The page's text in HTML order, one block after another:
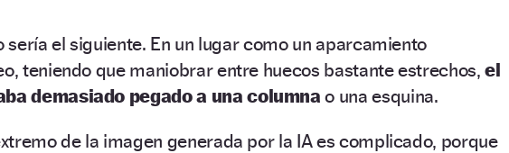
sería el siguiente. En un lugar como un aparcamiento
teniendo que maniobrar entre huecos bastante estrechos,el
demasiado pegado a una columna o una esquina.
de la imagen generada por la IA es complicado, porque